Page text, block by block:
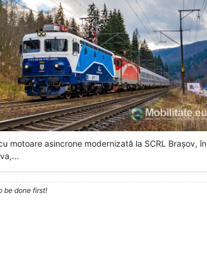
motoare asincrone modernizată la SCRL Brașov, în
be done first!